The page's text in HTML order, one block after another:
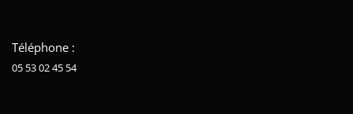
Téléphone :
05 53 02 45 54